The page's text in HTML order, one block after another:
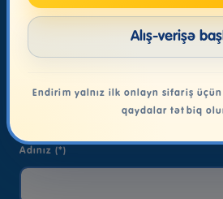
Alış-verişə
Endirim yalnız ilk onlayn sifariş
qaydalar tətbiq
Yeniliklərdən
Kampaniyalardan xəbərdar
Adınız (*)